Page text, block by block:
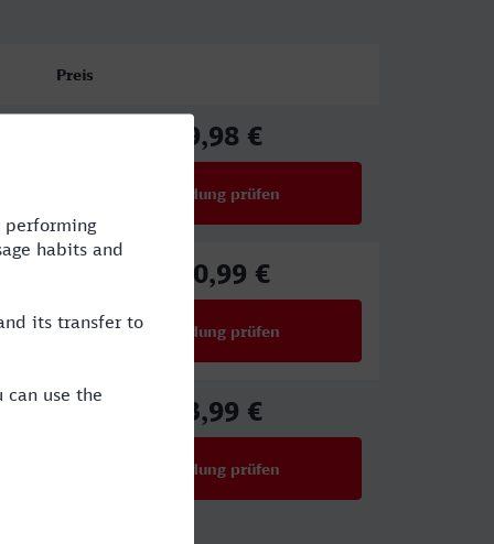
Preis
69,98 €
Verbindung prüfen
130,99 €
Verbindung prüfen
53,99 €
Verbindung prüfen